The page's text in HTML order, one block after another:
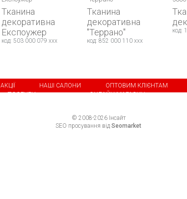
Тканина
декоративна
Експоужер
код: 503 000 079 xxx
Тканина
декоративна
"Террано"
код: 852 000 110 xxx
код:
АКЦІЇ НАШІ САЛОНИ ОПТОВИМ КЛІЄНТАМ
ПОСЛУГИ ОНЛАЙН-МАГАЗИН
© 2008-2026 Інсайт
SEO просування від Seomarket